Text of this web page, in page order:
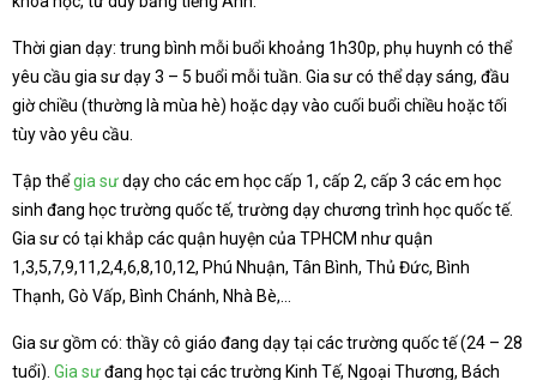
Thời gian dạy: trung bình mỗi buổi khoảng 1h30p, phụ huynh có thể
yêu cầu gia sư dạy 3 – 5 buổi mỗi tuần. Gia sư có thể dạy sáng, đầu
giờ chiều (thường là mùa hè) hoặc dạy vào cuối buổi chiều hoặc tối
tùy vào yêu cầu.
Tập thểgia sưdạy cho các em học cấp 1, cấp 2, cấp 3 các em học
sinh đang học trường quốc tế, trường dạy chương trình học quốc tế.
Gia sư có tại khắp các quận huyện của TPHCM như quận
1,3,5,7,9,11,2,4,6,8,10,12, Phú Nhuận, Tân Bình, Thủ Đức, Bình
Thạnh, Gò Vấp, Bình Chánh, Nhà Bè,…
Gia sư gồm có: thầy cô giáo đang dạy tại các trường quốc tế (24 – 28
tuổi). Gia sưđang học tại các trường Kinh Tế, Ngoại Thương, Bách